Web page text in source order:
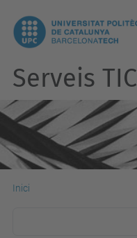
Serveis TIC
Inici